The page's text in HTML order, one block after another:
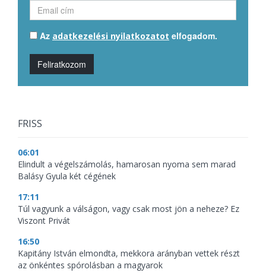
Az adatkezelési nyilatkozatot elfogadom.
Feliratkozom
FRISS
06:01
Elindult a végelszámolás, hamarosan nyoma sem marad
Balásy Gyula két cégének
17:11
Túl vagyunk a válságon, vagy csak most jön a neheze? Ez
Viszont Privát
16:50
Kapitány István elmondta, mekkora arányban vettek részt
az önkéntes spórolásban a magyarok